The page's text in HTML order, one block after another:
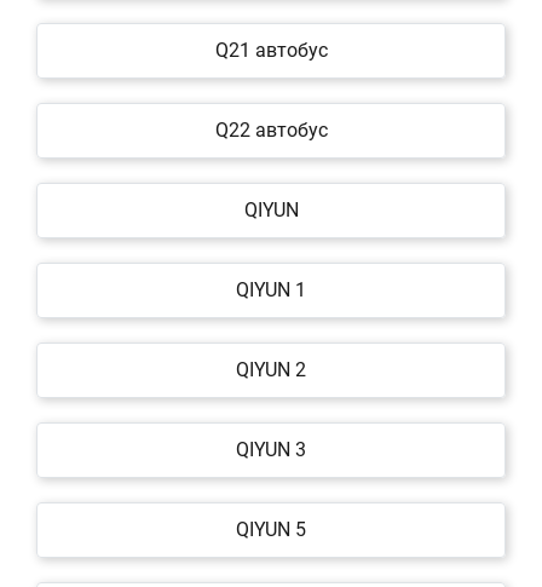
Q21 автобус
Q22 автобус
QIYUN
QIYUN 1
QIYUN 2
QIYUN 3
QIYUN 5